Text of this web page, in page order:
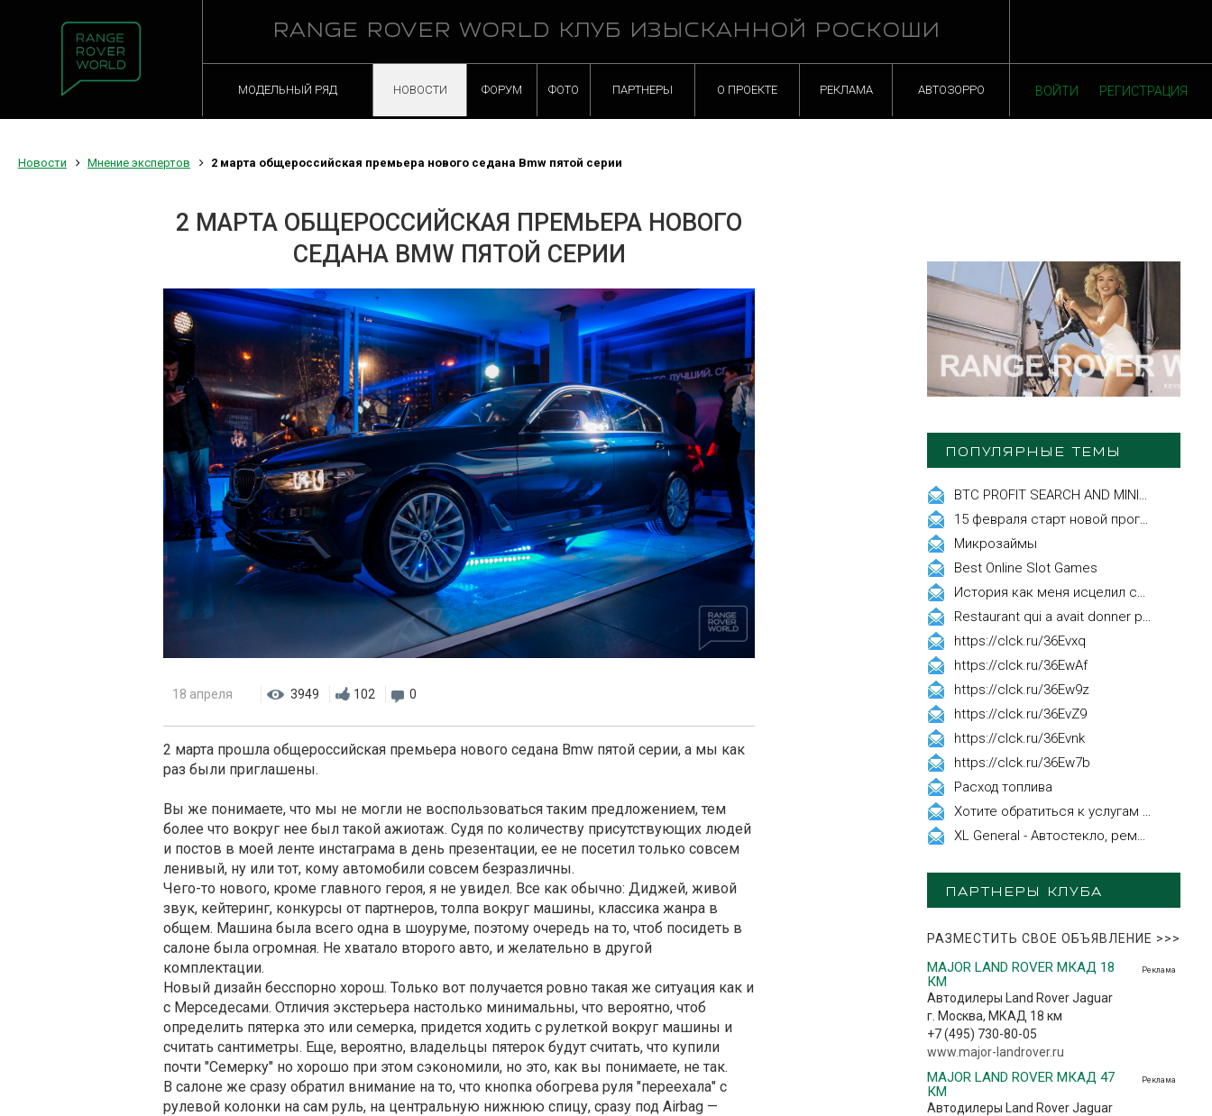
RANGE ROVER WORLD КЛУБ ИЗЫСКАННОЙ РОСКОШИ
МОДЕЛЬНЫЙ РЯД НОВОСТИ ФОРУМ ФОТО ПАРТНЕРЫ О ПРОЕКТЕ РЕКЛАМА АВТОЗОРРО ВОЙТИ РЕГИСТРАЦИЯ
Новости Мнение экспертов 2 марта общероссийская премьера нового седана Bmw пятой серии
2 МАРТА ОБЩЕРОССИЙСКАЯ ПРЕМЬЕРА НОВОГО
СЕДАНА BMW ПЯТОЙ СЕРИИ
18 апреля 3949 102 0
2 марта прошла общероссийская премьера нового седана Bmw пятой серии, а мы как
раз были приглашены.
Вы же понимаете, что мы не могли не воспользоваться таким предложением, тем
более что вокруг нее был такой ажиотаж. Cудя по количеству присутствующих людей
и постов в моей ленте инстаграма в день презентации, ее не посетил только совсем
ленивый, ну или тот, кому автомобили совсем безразличны.
Чего-то нового, кроме главного героя, я не увидел. Все как обычно: Диджей, живой
звук, кейтеринг, конкурсы от партнеров, толпа вокруг машины, классика жанра в
общем. Машина была всего одна в шоуруме, поэтому очередь на то, чтоб посидеть в
салоне была огромная. Не хватало второго авто, и желательно в другой
комплектации.
Новый дизайн бесспорно хорош. Только вот получается ровно такая же ситуация как и
с Мерседесами. Отличия экстерьера настолько минимальны, что вероятно, чтоб
определить пятерка это или семерка, придется ходить с рулеткой вокруг машины и
считать сантиметры. Еще, вероятно, владельцы пятерок будут считать, что купили
почти "Семерку" но хорошо при этом сэкономили, но это, как вы понимаете, не так.
В салоне же сразу обратил внимание на то, что кнопка обогрева руля "переехала" с
рулевой колонки на сам руль, на центральную нижнюю спицу, сразу под Airbag —
ПОПУЛЯРНЫЕ ТЕМЫ
Микрозаймы
Best Online Slot Games
https://clck.ru/36Evxq
https://clck.ru/36EwAf
https://clck.ru/36Ew9z
https://clck.ru/36EvZ9
https://clck.ru/36Evnk
https://clck.ru/36Ew7b
Расход топлива
ПАРТНЕРЫ КЛУБА
РАЗМЕСТИТЬ СВОЕ ОБЪЯВЛЕНИЕ >>>
Реклама
MAJOR LAND ROVER МКАД 18
КМ
Автодилеры Land Rover Jaguar
г. Москва, МКАД 18 км
+7 (495) 730-80-05
www.major-landrover.ru
Реклама
MAJOR LAND ROVER МКАД 47
КМ
Автодилеры Land Rover Jaguar